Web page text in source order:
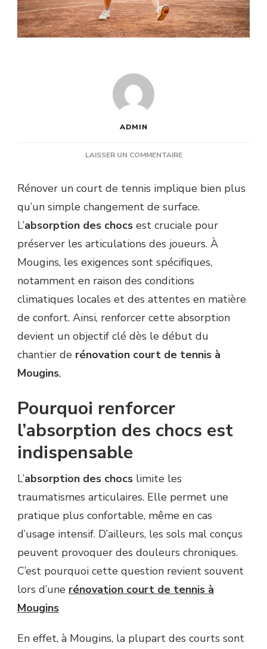
ADMIN
LAISSER UN COMMENTAIRESUR
L’ABSORPTION
DES
SUR
UN
LORS
D’UNE
COURT
DE
TENNIS
À
MOUGINS
Rénover un court de tennis implique bien plus
qu’un simple changement de surface.
L’absorption des chocs est cruciale pour
préserver les articulations des joueurs. À
Mougins, les exigences sont spécifiques,
notamment en raison des conditions
climatiques locales et des attentes en matière
de confort. Ainsi, renforcer cette absorption
devient un objectif clé dès le début du
chantier de rénovation court de tennis à
Mougins,
Pourquoi renforcer
l’absorption des chocs est
indispensable
L’absorption des chocs limite les
traumatismes articulaires. Elle permet une
pratique plus confortable, même en cas
d’usage intensif. D’ailleurs, les sols mal conçus
peuvent provoquer des douleurs chroniques.
C’est pourquoi cette question revient souvent
lors d’une rénovation court de tennis à
Mougins
En effet, à Mougins, la plupart des courts sont